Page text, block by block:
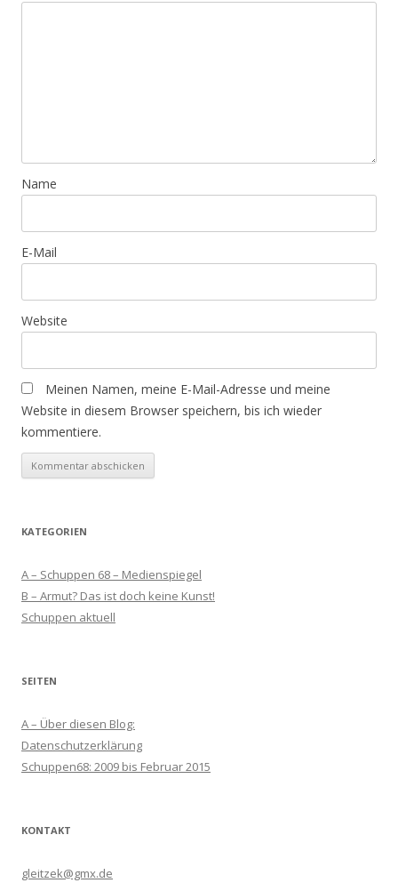
Name
E-Mail
Website
Meinen Namen, meine E-Mail-Adresse und meine
Website in diesem Browser speichern, bis ich wieder
kommentiere.
KATEGORIEN
A – Schuppen 68 – Medienspiegel
B – Armut? Das ist doch keine Kunst!
Schuppen aktuell
SEITEN
A – Über diesen Blog:
Datenschutzerklärung
Schuppen68: 2009 bis Februar 2015
KONTAKT
gleitzek@gmx.de